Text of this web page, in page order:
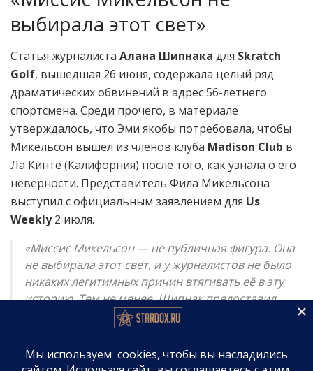
выбирала этот свет»
Статья журналиста Алана Шипнака для Skratch
Golf, вышедшая 26 июня, содержала целый ряд
драматических обвинений в адрес 56-летнего
спортсмена. Среди прочего, в материале
утверждалось, что Эми якобы потребовала, чтобы
Микельсон вышел из членов клуба Madison Club в
Ла Кинте (Калифорния) после того, как узнала о его
неверности. Представитель Фила Микельсона
выступил с официальным заявлением для Us
Weekly2 июля.
«Миссис Микельсон — не публичная фигура. Она
не выбирала этот свет, и у журналистов не было
никаких легитимных причин втягивать её в эту
историю. Тем не менее, Шипнак предоставил
анонимным источникам платформу для
спекуляций о её браке, мотивах и решениях, о
которых они не имели никакого личного
знания.».